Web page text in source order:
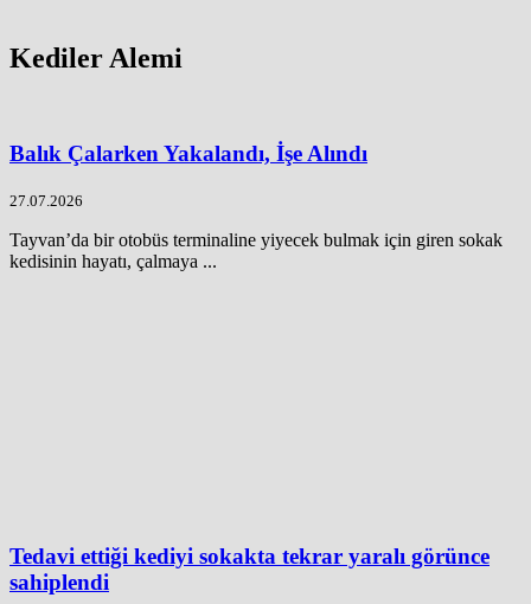
Kediler Alemi
Balık Çalarken Yakalandı, İşe Alındı
27.07.2026
Tayvan’da bir otobüs terminaline yiyecek bulmak için giren sokak
kedisinin hayatı, çalmaya ...
Tedavi ettiği kediyi sokakta tekrar yaralı görünce
sahiplendi